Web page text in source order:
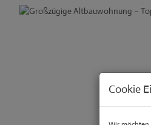
Cookie